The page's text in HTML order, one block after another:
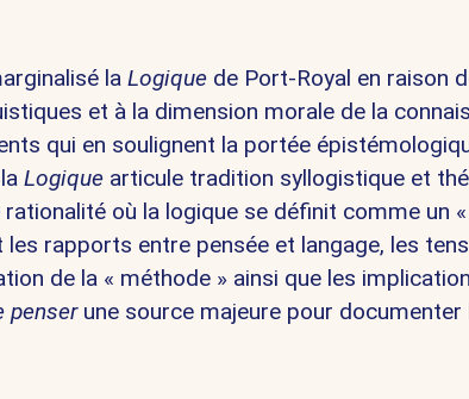
la Logique de Port-Royal en raison
et à la dimension morale de la
qui en soulignent la portée
Logique articule tradition syllogistique et
où la logique se définit comme un
rapports entre pensée et langage, les
de la « méthode » ainsi que les
penser une source majeure pour